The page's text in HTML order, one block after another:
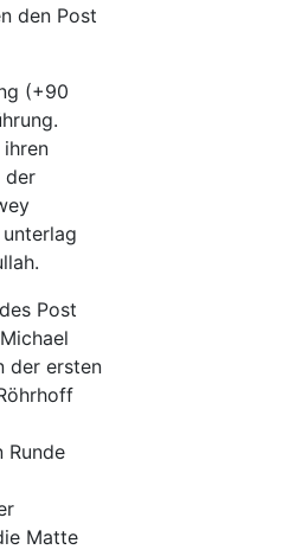
den Post
(+90
der
Post
der ersten
Runde
Matte